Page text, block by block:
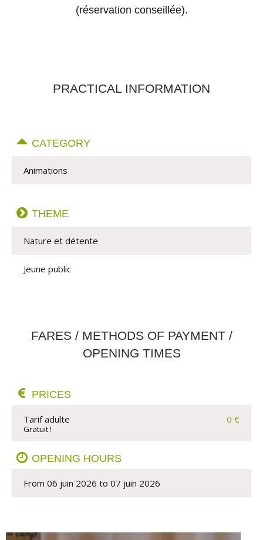
(réservation conseillée).
PRACTICAL INFORMATION
CATEGORY
Animations
THEME
Nature et détente
Jeune public
FARES / METHODS OF PAYMENT /
OPENING TIMES
PRICES
Tarif adulte 0 €
Gratuit !
OPENING HOURS
From 06 juin 2026 to 07 juin 2026